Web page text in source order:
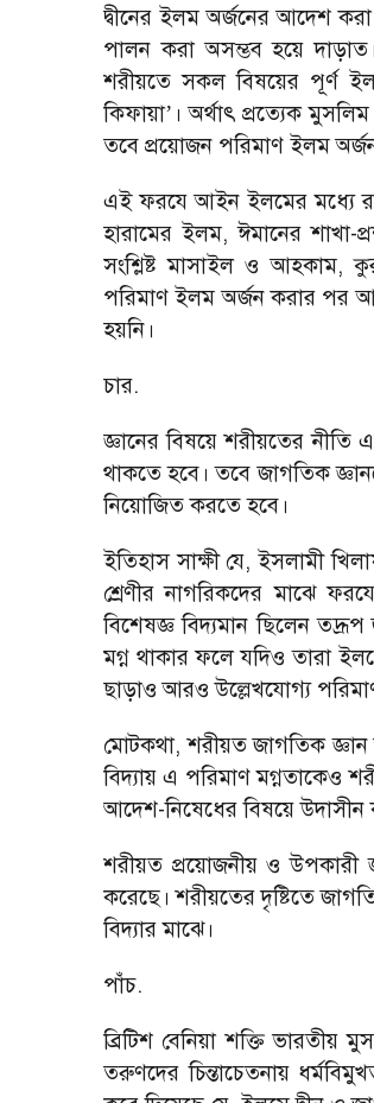
দ্বীনের ইলম অর্জনের আদেশ
পালন করা অসম্ভব হয়ে
শরীয়তে সকল বিষয়ের পূর্ণ
কিফায়া’ । অর্থাৎ প্রত্যেক
তবে প্রয়োজন পরিমাণ ইলম
এই ফরযে আইন ইলমের মধ্যে
হারামের ইলম, ঈমানের শাখা-
সংশ্লিষ্ট মাসাইল ও আহকাম,
পরিমাণ ইলম অর্জন করার পর
হয়নি।
চার.
জ্ঞানের বিষয়ে শরীয়তের নীতি
থাকতে হবে। তবে জাগতিক
নিয়োজিত করতে হবে।
ইতিহাস সাক্ষী যে, ইসলামী
শ্রেণীর নাগরিকদের মাঝে
বিশেষজ্ঞ বিদ্যমান ছিলেন তদ্রূপ
মগ্ন থাকার ফলে যদিও তারা
ছাড়াও আরও উল্লেখযোগ্য
মোটকথা, শরীয়ত জাগতিক জ্ঞান
বিদ্যায় এ পরিমাণ মগ্নতাকেও
আদেশ-নিষেধের বিষয়ে উদাসীন
শরীয়ত প্রয়োজনীয় ও উপকারী
করেছে। শরীয়তের দৃষ্টিতে
বিদ্যার মাঝে।
পাঁচ.
ব্রিটিশ বেনিয়া শক্তি
তরুণদের চিন্তাচেতনায়